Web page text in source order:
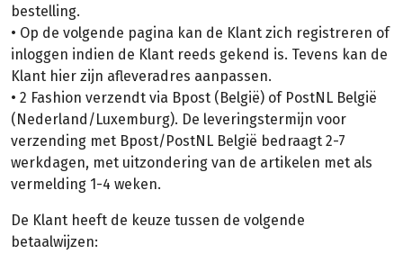
bestelling.
• Op de volgende pagina kan de Klant zich registreren of
inloggen indien de Klant reeds gekend is. Tevens kan de
Klant hier zijn afleveradres aanpassen.
• 2 Fashion verzendt via Bpost (België) of PostNL België
(Nederland/Luxemburg). De leveringstermijn voor
verzending met Bpost/PostNL België bedraagt 2-7
werkdagen, met uitzondering van de artikelen met als
vermelding 1-4 weken.
De Klant heeft de keuze tussen de volgende
betaalwijzen: